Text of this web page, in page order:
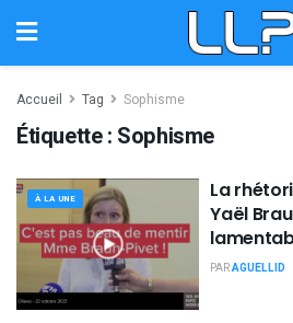
Accueil Tag Sophisme
Étiquette : Sophisme
À LA UNE
La
Yaël
PARAGUELLID